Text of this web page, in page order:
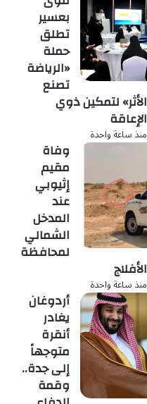
بعسير
تطلق
حملة
«الرياضة
تصنع
الأثر» لتمكين ذوي
الإعاقة
منذ ساعة واحدة
وفاة
مقيم
إثيوبي
عند
المدخل
الشمالي
لمحافظة
الأفلاج
منذ ساعة واحدة
أردوغان
يغادر
أنقرة
متوجهاً
إلى جدة..
وقمة